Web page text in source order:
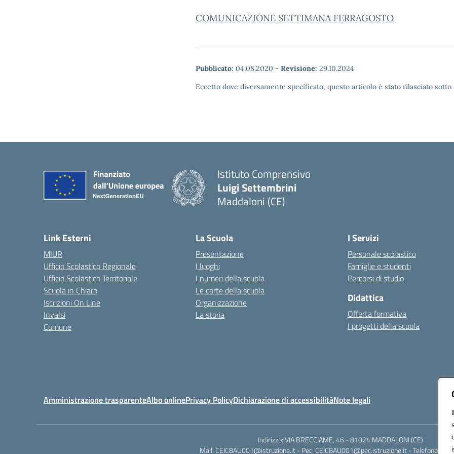
COMUNICAZIONE SETTIMANA FERRAGOSTO
Pubblicato: 04.08.2020 - Revisione: 29.10.2024
Eccetto dove diversamente specificato, questo articolo è stato rilasciato
Istituto Comprensivo
Luigi Settembrini
Maddaloni (CE)
Link Esterni
MIUR
Ufficio Scolastico Regionale
Ufficio Scolastico Territoriale
Scuola in Chiaro
Iscrizioni On Line
Invalsi
Comune
La Scuola
Presentazione
I luoghi
I numeri della scuola
Le carte della scuola
Organizzazione
La storia
I Servizi
Personale scolastico
Famiglie e studenti
Percorsi di studio
Didattica
Offerta formativa
I progetti della scuola
Amministrazione trasparenteAlbo onlinePrivacy PolicyDichiarazione di accessibilitàNote legali
Indirizzo: VIA BRECCIAME, 46 - 81024 MADDALONI (CE)
Mail: CEIC8AU001@istruzione.it - Pec: CEIC8AU001@pec.istruzione.it - Telefono: